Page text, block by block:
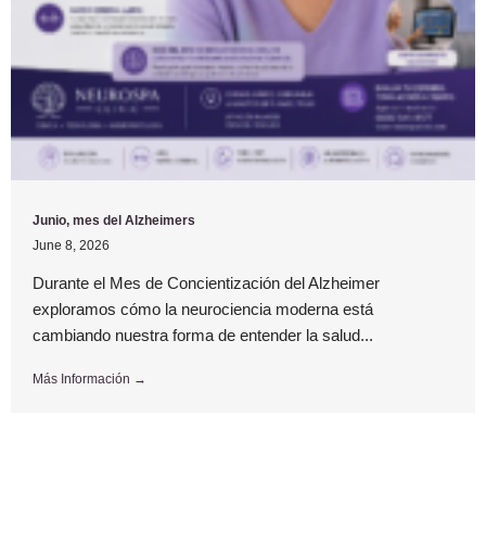
Junio, mes del Alzheimers
June 8, 2026
Durante el Mes de Concientización del Alzheimer
exploramos cómo la neurociencia moderna está
cambiando nuestra forma de entender la salud...
Más Información →